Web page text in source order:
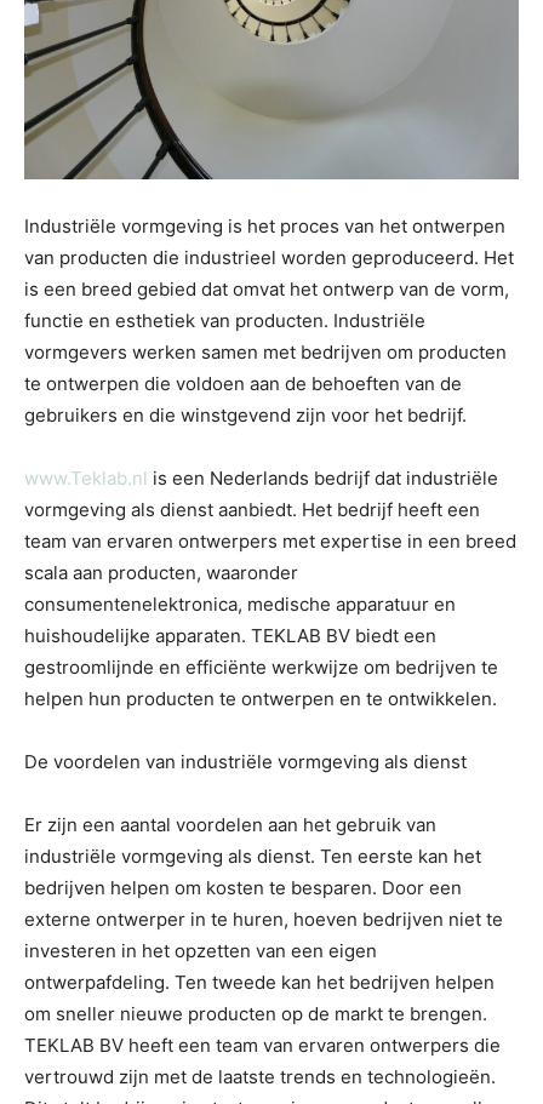
Industriële vormgeving is het proces van het ontwerpen
van producten die industrieel worden geproduceerd. Het
is een breed gebied dat omvat het ontwerp van de vorm,
functie en esthetiek van producten. Industriële
vormgevers werken samen met bedrijven om producten
te ontwerpen die voldoen aan de behoeften van de
gebruikers en die winstgevend zijn voor het bedrijf.
www.Teklab.nl is een Nederlands bedrijf dat industriële
vormgeving als dienst aanbiedt. Het bedrijf heeft een
team van ervaren ontwerpers met expertise in een breed
scala aan producten, waaronder
consumentenelektronica, medische apparatuur en
huishoudelijke apparaten. TEKLAB BV biedt een
gestroomlijnde en efficiënte werkwijze om bedrijven te
helpen hun producten te ontwerpen en te ontwikkelen.
De voordelen van industriële vormgeving als dienst
Er zijn een aantal voordelen aan het gebruik van
industriële vormgeving als dienst. Ten eerste kan het
bedrijven helpen om kosten te besparen. Door een
externe ontwerper in te huren, hoeven bedrijven niet te
investeren in het opzetten van een eigen
ontwerpafdeling. Ten tweede kan het bedrijven helpen
om sneller nieuwe producten op de markt te brengen.
TEKLAB BV heeft een team van ervaren ontwerpers die
vertrouwd zijn met de laatste trends en technologieën.